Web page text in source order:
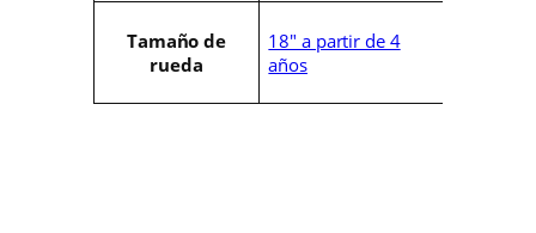
o
l
Tamaño de
rueda
18" a partir de 4
años